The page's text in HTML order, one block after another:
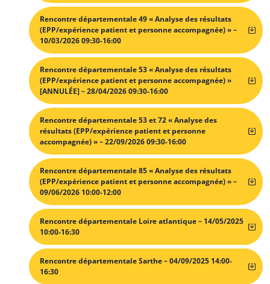
Rencontre départementale 49 « Analyse des résultats
(EPP/expérience patient et personne accompagnée) » –
10/03/2026 09:30-16:00
Rencontre départementale 53 « Analyse des résultats
(EPP/expérience patient et personne accompagnée) »
[ANNULÉE] – 28/04/2026 09:30-16:00
Rencontre départementale 53 et 72 « Analyse des
résultats (EPP/expérience patient et personne
accompagnée) » – 22/09/2026 09:30-16:00
Rencontre départementale 85 « Analyse des résultats
(EPP/expérience patient et personne accompagnée) » –
09/06/2026 10:00-12:00
Rencontre départementale Loire atlantique – 14/05/2025
10:00-16:30
Rencontre départementale Sarthe – 04/09/2025 14:00-
16:30